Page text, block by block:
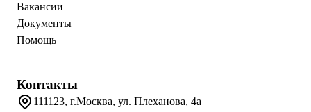
Вакансии
Документы
Помощь
Контакты
111123, г.Москва, ул. Плеханова, 4а